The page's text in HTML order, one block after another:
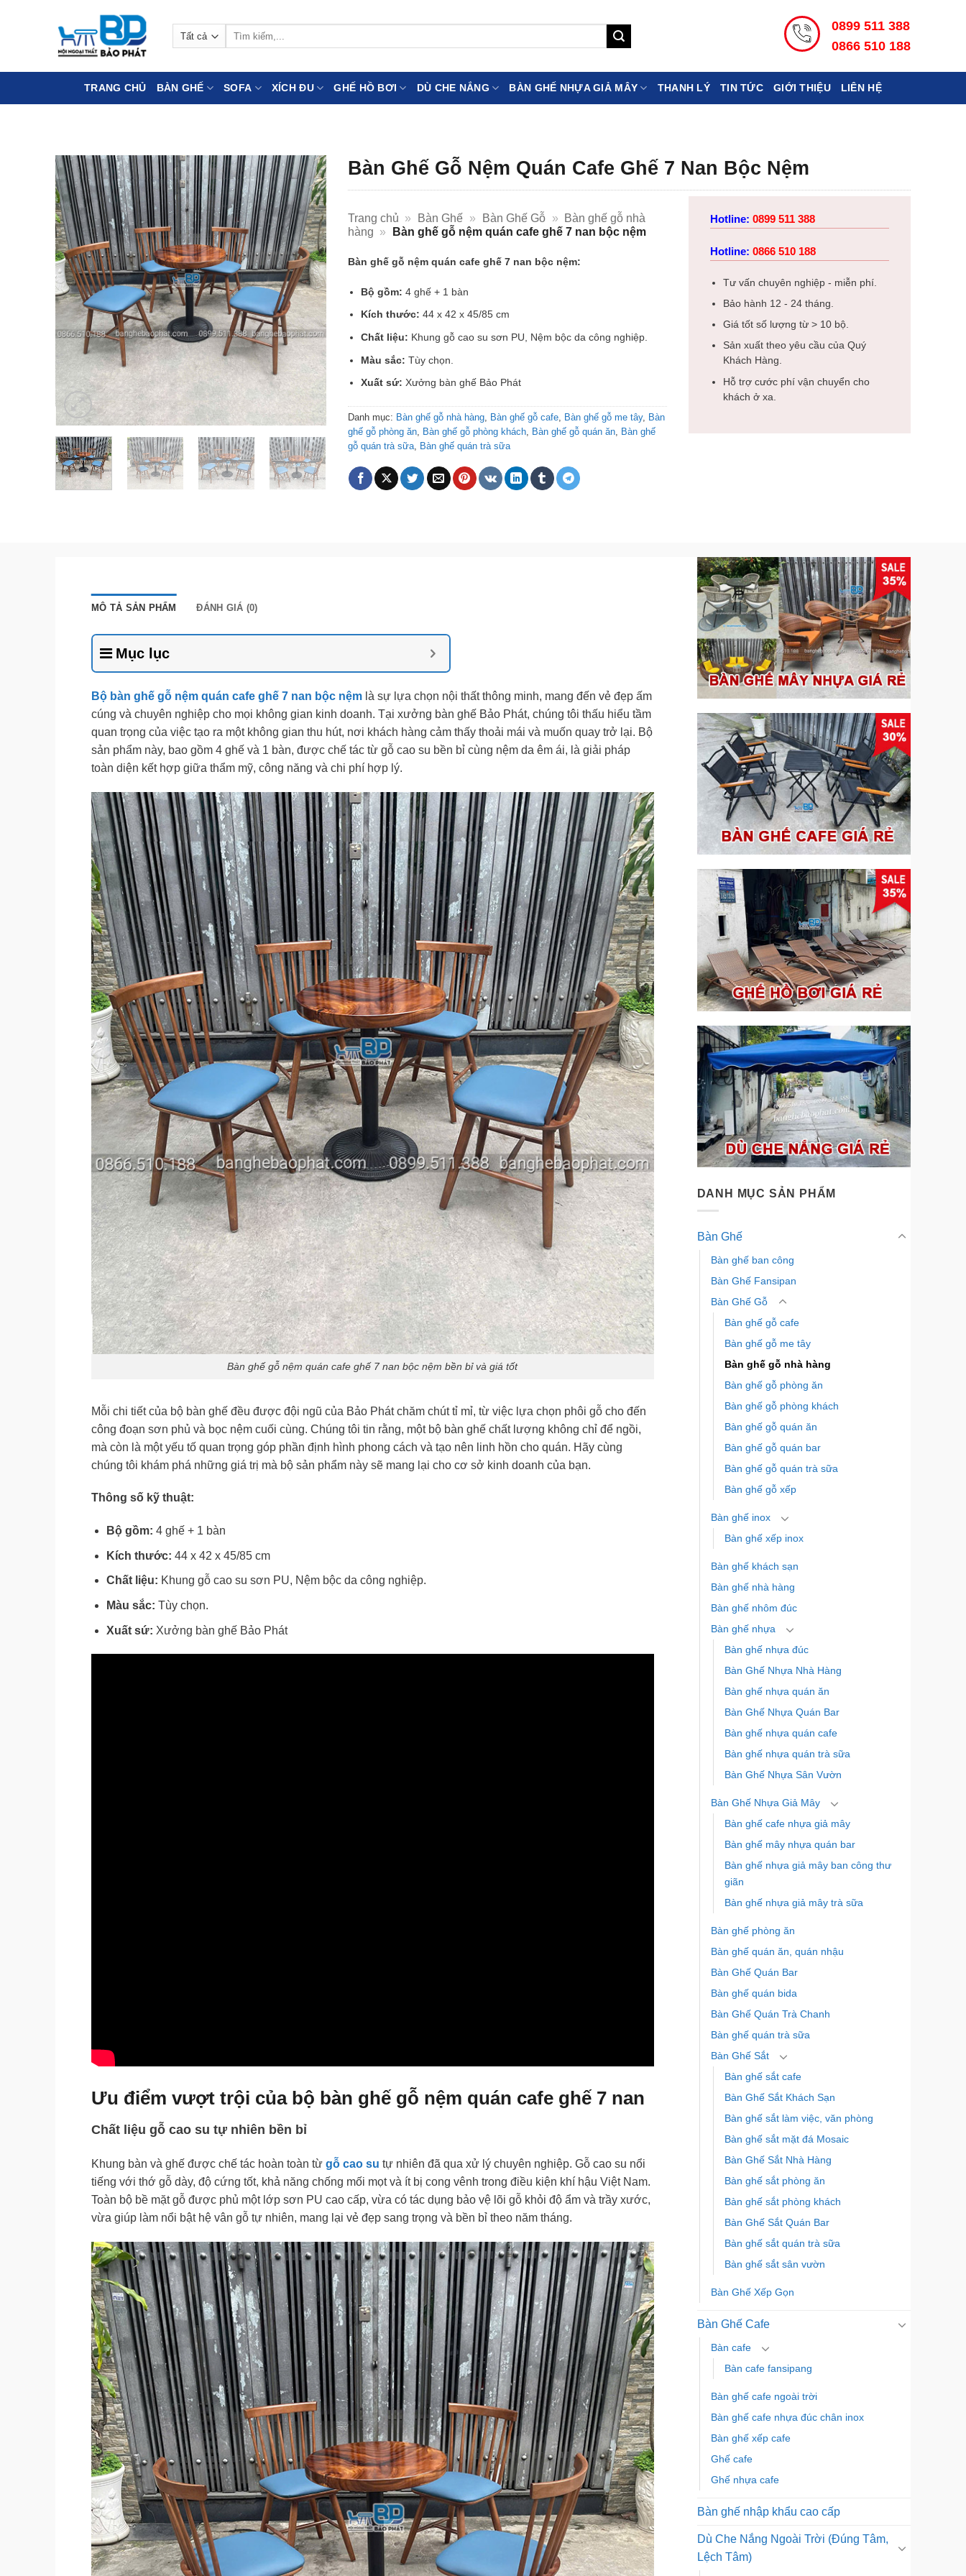
0899 511 388
0866 510 188
TRANG CHỦ BÀN GHẾ SOFA XÍCH ĐU GHẾ HỒ BƠI DÙ CHE NẮNG BÀN GHẾ NHỰA GIẢ MÂY THANH LÝ TIN TỨC GIỚI THIỆU LIÊN HỆ
Bàn Ghế Gỗ Nệm Quán Cafe Ghế 7 Nan Bộc Nệm
Trang chủ » Bàn Ghế » Bàn Ghế Gỗ »
Bàn ghế gỗ nhà
hàng » Bàn ghế gỗ nệm quán cafe ghế 7 nan bộc nệm
Bàn ghế gỗ nệm quán cafe ghế 7 nan bộc nệm:
Bộ gồm: 4 ghế + 1 bàn
Kích thước: 44 x 42 x 45/85 cm
Chất liệu: Khung gỗ cao su sơn PU, Nệm bộc da công nghiệp.
Màu sắc: Tùy chọn.
Xuất sứ: Xưởng bàn ghế Bảo Phát
Danh mục: Bàn ghế gỗ nhà hàng, Bàn ghế gỗ cafe, Bàn ghế gỗ me tây, Bàn
ghế gỗ phòng ăn, Bàn ghế gỗ phòng khách, Bàn ghế gỗ quán ăn, Bàn ghế
gỗ quán trà sữa, Bàn ghế quán trà sữa
Hotline: 0899 511 388
Hotline: 0866 510 188
Tư vấn chuyên nghiệp - miễn phí.
Bảo hành 12 - 24 tháng.
Giá tốt số lượng từ > 10 bộ.
Sản xuất theo yêu cầu của Quý
Khách Hàng.
Hỗ trợ cước phí vận chuyển cho
khách ở xa.
MÔ TẢ SẢN PHẨM ĐÁNH GIÁ (0)
Mục lục
Bộ bàn ghế gỗ nệm quán cafe ghế 7 nan bộc nệm là sự lựa chọn nội thất thông minh, mang đến vẻ đẹp ấm
cúng và chuyên nghiệp cho mọi không gian kinh doanh. Tại xưởng bàn ghế Bảo Phát, chúng tôi thấu hiểu tầm
quan trọng của việc tạo ra một không gian thu hút, nơi khách hàng cảm thấy thoải mái và muốn quay trở lại. Bộ
sản phẩm này, bao gồm 4 ghế và 1 bàn, được chế tác từ gỗ cao su bền bỉ cùng nệm da êm ái, là giải pháp
toàn diện kết hợp giữa thẩm mỹ, công năng và chi phí hợp lý.
Bàn ghế gỗ nệm quán cafe ghế 7 nan bộc nệm bền bỉ và giá tốt
Mỗi chi tiết của bộ bàn ghế đều được đội ngũ của Bảo Phát chăm chút tỉ mỉ, từ việc lựa chọn phôi gỗ cho đến
công đoạn sơn phủ và bọc nệm cuối cùng. Chúng tôi tin rằng, một bộ bàn ghế chất lượng không chỉ để ngồi,
mà còn là một yếu tố quan trọng góp phần định hình phong cách và tạo nên linh hồn cho quán. Hãy cùng
chúng tôi khám phá những giá trị mà bộ sản phẩm này sẽ mang lại cho cơ sở kinh doanh của bạn.
Thông số kỹ thuật:
Bộ gồm: 4 ghế + 1 bàn
Kích thước: 44 x 42 x 45/85 cm
Chất liệu: Khung gỗ cao su sơn PU, Nệm bộc da công nghiệp.
Màu sắc: Tùy chọn.
Xuất sứ: Xưởng bàn ghế Bảo Phát
Ưu điểm vượt trội của bộ bàn ghế gỗ nệm quán cafe ghế 7 nan
Chất liệu gỗ cao su tự nhiên bền bỉ
Khung bàn và ghế được chế tác hoàn toàn từ gỗ cao su tự nhiên đã qua xử lý chuyên nghiệp. Gỗ cao su nổi
tiếng với thớ gỗ dày, độ cứng tốt, khả năng chống mối mọt và ít bị cong vênh trong điều kiện khí hậu Việt Nam.
Toàn bộ bề mặt gỗ được phủ một lớp sơn PU cao cấp, vừa có tác dụng bảo vệ lõi gỗ khỏi độ ẩm và trầy xước,
vừa giúp làm nổi bật hệ vân gỗ tự nhiên, mang lại vẻ đẹp sang trọng và bền bỉ theo năm tháng.
DANH MỤC SẢN PHẨM
Bàn Ghế
Bàn ghế ban công
Bàn Ghế Fansipan
Bàn Ghế Gỗ
Bàn ghế gỗ cafe
Bàn ghế gỗ me tây
Bàn ghế gỗ nhà hàng
Bàn ghế gỗ phòng ăn
Bàn ghế gỗ phòng khách
Bàn ghế gỗ quán ăn
Bàn ghế gỗ quán bar
Bàn ghế gỗ quán trà sữa
Bàn ghế gỗ xếp
Bàn ghế inox
Bàn ghế xếp inox
Bàn ghế khách sạn
Bàn ghế nhà hàng
Bàn ghế nhôm đúc
Bàn ghế nhựa
Bàn ghế nhựa đúc
Bàn Ghế Nhựa Nhà Hàng
Bàn ghế nhựa quán ăn
Bàn Ghế Nhựa Quán Bar
Bàn ghế nhựa quán cafe
Bàn ghế nhựa quán trà sữa
Bàn Ghế Nhựa Sân Vườn
Bàn Ghế Nhựa Giả Mây
Bàn ghế cafe nhựa giả mây
Bàn ghế mây nhựa quán bar
Bàn ghế nhựa giả mây ban công thư
giãn
Bàn ghế nhựa giả mây trà sữa
Bàn ghế phòng ăn
Bàn ghế quán ăn, quán nhậu
Bàn Ghế Quán Bar
Bàn ghế quán bida
Bàn Ghế Quán Trà Chanh
Bàn ghế quán trà sữa
Bàn Ghế Sắt
Bàn ghế sắt cafe
Bàn Ghế Sắt Khách Sạn
Bàn ghế sắt làm việc, văn phòng
Bàn ghế sắt mặt đá Mosaic
Bàn Ghế Sắt Nhà Hàng
Bàn ghế sắt phòng ăn
Bàn ghế sắt phòng khách
Bàn Ghế Sắt Quán Bar
Bàn ghế sắt quán trà sữa
Bàn ghế sắt sân vườn
Bàn Ghế Xếp Gọn
Bàn Ghế Cafe
Bàn cafe
Bàn cafe fansipang
Bàn ghế cafe ngoài trời
Bàn ghế cafe nhựa đúc chân inox
Bàn ghế xếp cafe
Ghế cafe
Ghế nhựa cafe
Bàn ghế nhập khẩu cao cấp
Dù Che Nắng Ngoài Trời (Đúng Tâm,
Lệch Tâm)